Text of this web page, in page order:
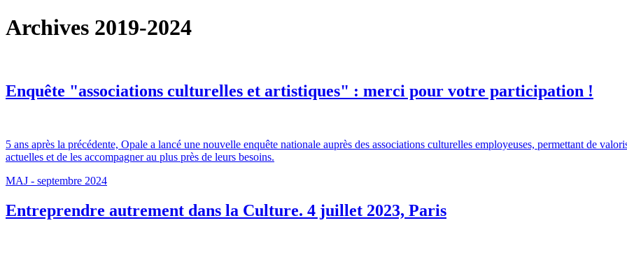
Archives 2019-2024
Enquête "associations culturelles et artistiques" : merci pour votre participation !
5 ans après la précédente, Opale a lancé une nouvelle enquête nationale auprès des associations culturelles employeuses, permettant de
actuelles et de les accompagner au plus près de leurs besoins.
MAJ - septembre 2024
Entreprendre autrement dans la Culture. 4 juillet 2023, Paris